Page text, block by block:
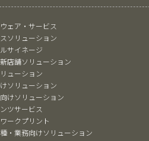
ェア・サービス
ソリューション
サイネージ
店舗ソリューション
ューション
ソリューション
けソリューション
ツサービス
ークプリント
・業務向けソリューション